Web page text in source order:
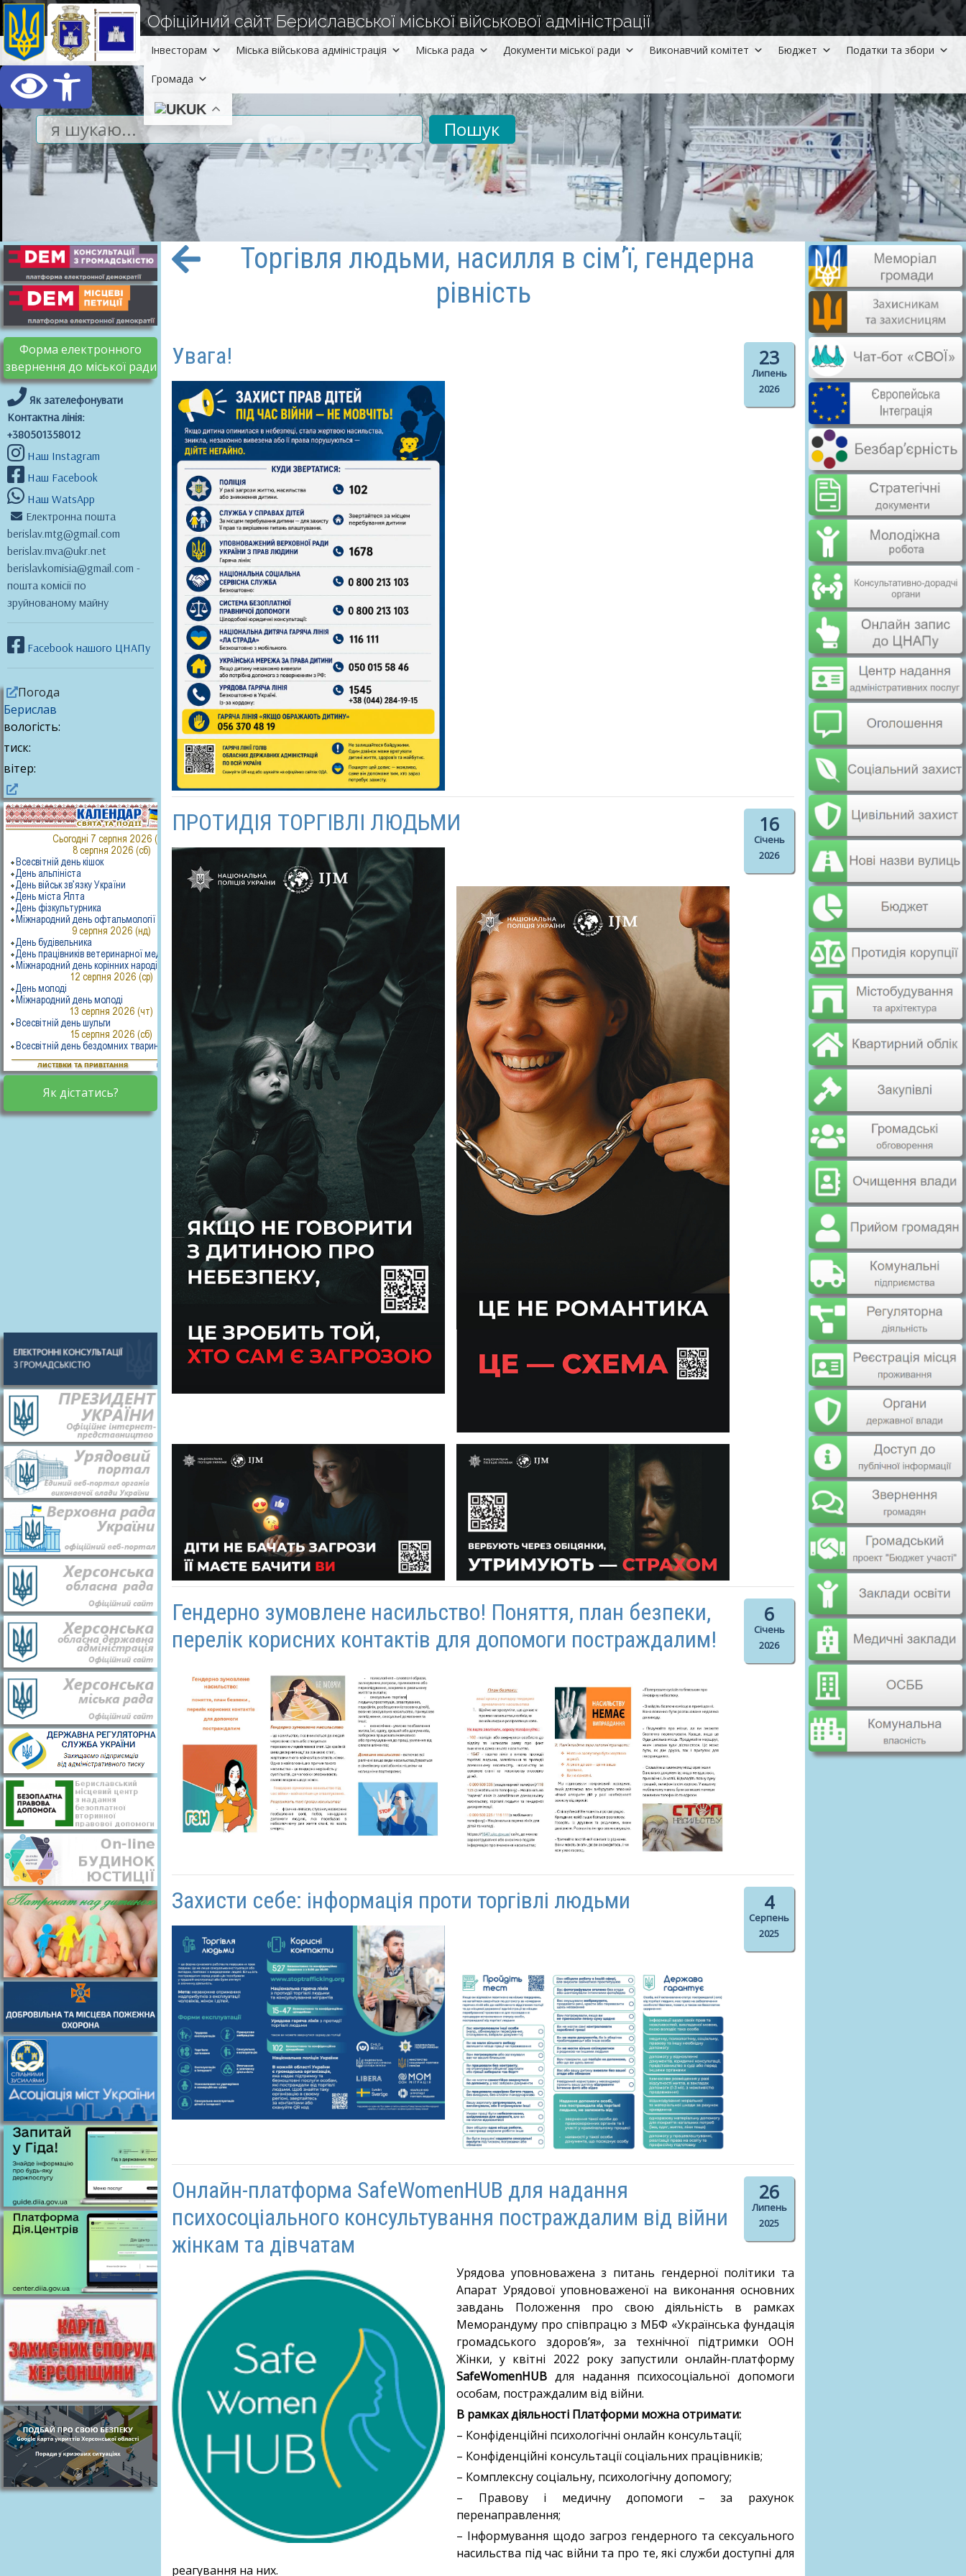
Відкрити Панель інструментів
Офіційний сайт Бериславської міської військової адміністрації
Інвесторам Міська військова адміністрація Міська рада Документи міської ради Виконавчий комітет Бюджет Податки та збори
Громада
UK
Форма електронного
звернення до міської ради
Як зателефонувати
Контактна лінія:
+380501358012
Наш Instagram
Наш Facebook
Наш WatsApp
Електронна пошта
berislav.mtg@gmail.com
berislav.mva@ukr.net
berislavkomisia@gmail.com -
пошта комісії по
зруйнованому майну
Facebook нашого ЦНАПу
Погода
Берислав
вологість:
тиск:
вітер:
Як дістатись?
Торгівля людьми, насилля в сім’ї, гендерна
рівність
23
Липень
2026
Увага!
16
Січень
2026
ПРОТИДІЯ ТОРГІВЛІ ЛЮДЬМИ
6
Січень
2026
Гендерно зумовлене насильство! Поняття, план безпеки,
перелік корисних контактів для допомоги постраждалим!
4
Серпень
2025
Захисти себе: інформація проти торгівлі людьми
26
Липень
2025
Онлайн-платформа SafeWomenHUB для надання
психосоціального консультування постраждалим від війни
жінкам та дівчатам
Урядова уповноважена з питань гендерної політики та
Апарат Урядової уповноваженої на виконання основних
завдань Положення про свою діяльність в рамках
Меморандуму про співпрацю з МБФ «Українська фундація
громадського здоров’я», за технічної підтримки ООН
Жінки, у квітні 2022 року запустили онлайн-платформу
SafeWomenHUB для надання психосоціальної допомоги
особам, постраждалим від війни.
В рамках діяльності Платформи можна отримати:
– Конфіденційні психологічні онлайн консультації;
– Конфіденційні консультації соціальних працівників;
– Комплексну соціальну, психологічну допомогу;
– Правову і медичну допомоги – за рахунок
перенаправлення;
– Інформування щодо загроз гендерного та сексуального
насильства під час війни та про те, які служби доступні для
реагування на них.